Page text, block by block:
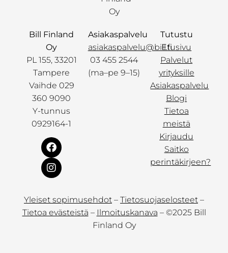
Bill Finland
Oy
PL 155, 33201
Tampere
Vaihde 029
360 9090
Y-tunnus
0929164-1
Asiakaspalvelu
asiakaspalvelu@bill.fi
03 455 2544
(ma–pe 9–15)
Tutustu
Etusivu
Palvelut
yrityksille
Asiakaspalvelu
Blogi
Tietoa
meistä
Kirjaudu
Saitko
perintäkirjeen?
Yleiset sopimusehdot – Tietosuojaselosteet –
Tietoa evästeistä – Ilmoituskanava – ©2025 Bill
Finland Oy